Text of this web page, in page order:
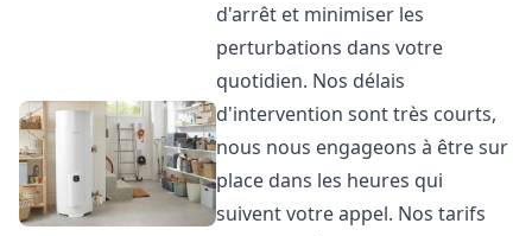
d'arrêt et minimiser les
perturbations dans votre
quotidien. Nos délais
d'intervention sont très courts,
nous nous engageons à être sur
place dans les heures qui
suivent votre appel. Nos tarifs